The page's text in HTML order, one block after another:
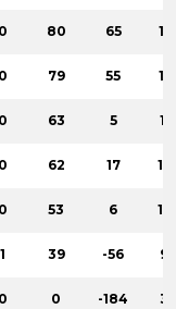
80 65
79 55
63 5
62 17
53 6
39 -56
0 -184